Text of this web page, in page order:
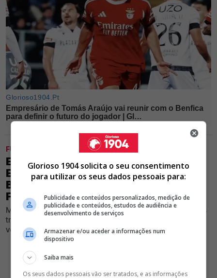
FUTEBOL
EXCLUSIVO GLORIOSO 1904 - LESÕES
EMPURRAM MÉDIO PARA FORA DO
BENFICA; MARCO SILVA RISCA
FUTEBOLISTA
Médio formado no Seixal ficou de fora do arranque dos
trabalhos e está de saída da Luz neste mercado de
verão, apurou o nosso Jornal
Glorioso 1904 solicita o seu consentimento
para utilizar os seus dados pessoais para:
Publicidade e conteúdos personalizados, medição de
publicidade e conteúdos, estudos de audiência e
desenvolvimento de serviços
Armazenar e/ou aceder a informações num
dispositivo
Saiba mais
Os seus dados pessoais vão ser tratados, e as informações